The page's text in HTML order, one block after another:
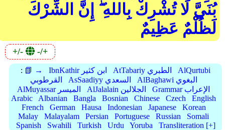
بُنَيَّ لَا تُشْرِكْ بِاللهِ ۖ إِنَّ الشِّرْكَ
لَظُلْمٌ عَظِيمٌ
+/- -/+
: 📗 → IbnKathir ابن كثير AtTabariy الطبري
AlQurtubi
القرطوبي
AsSaadiyy السعدي
AlBaghawi البغوي
AlMuyassar الميسر
AlJalalain الجلالين
Grammar الإعراب
Arabic
Albanian Bangla Bosnian Chinese Czech
English
French
German Hausa Indonesian Japanese
Korean
Malay
Malayalam Persian Portuguese Russian
Somali
Spanish
Swahili Turkish Urdu Yoruba Transliteration [+]